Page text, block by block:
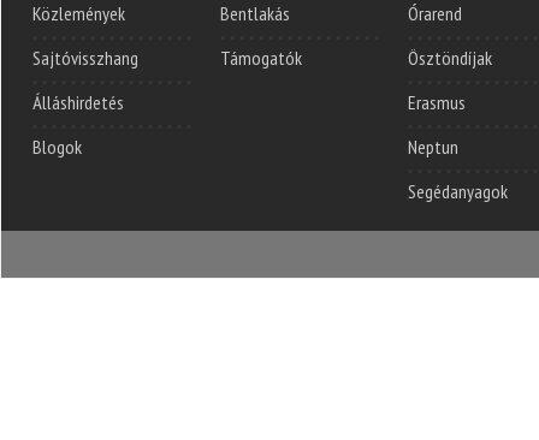
Közlemények
Sajtóvisszhang
Álláshirdetés
Blogok
Bentlakás
Támogatók
Órarend
Ösztöndíjak
Erasmus
Neptun
Segédanyagok